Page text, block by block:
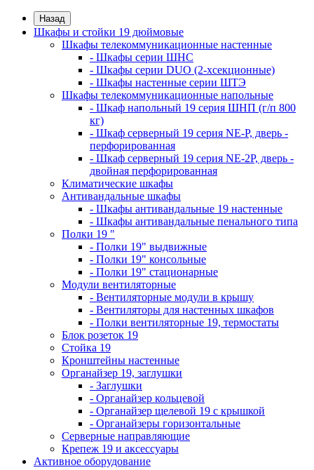
Назад
Шкафы и стойки 19 дюймовые
Шкафы телекоммуникационные настенные
- Шкафы серии ШНС
- Шкафы серии DUO (2-хсекционные)
- Шкафы настенные серии ШТЭ
Шкафы телекоммуникационные напольные
- Шкаф напольный 19 серия ШНП (г/п 800
кг)
- Шкаф серверный 19 серия NE-P, дверь -
перфорированная
- Шкаф серверный 19 серия NE-2P, дверь -
двойная перфорированная
Климатические шкафы
Антивандальные шкафы
- Шкафы антивандальные 19 настенные
- Шкафы антивандальные пенального типа
Полки 19 "
- Полки 19" выдвижные
- Полки 19" консольные
- Полки 19" стационарные
Модули вентиляторные
- Вентиляторные модули в крышу
- Вентиляторы для настенных шкафов
- Полки вентиляторные 19, термостаты
Блок розеток 19
Стойка 19
Кронштейны настенные
Органайзер 19, заглушки
- Заглушки
- Органайзер кольцевой
- Органайзер щелевой 19 с крышкой
- Органайзеры горизонтальные
Серверные направляющие
Крепеж 19 и аксессуары
Активное оборудование